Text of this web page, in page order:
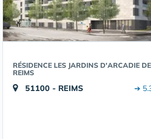
RÉSIDENCE LES JARDINS D'ARCADIE DE
REIMS
51100 - REIMS ➔